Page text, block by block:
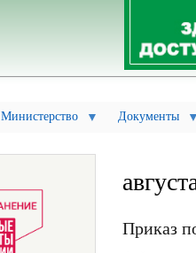
Министерство Документы
Приказ